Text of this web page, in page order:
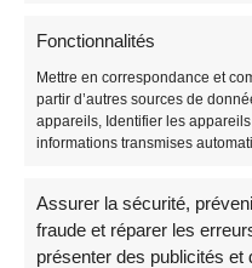
Fonctionnalités
Mettre en correspondance et
partir d’autres sources de
appareils, Identifier les
informations transmises
Assurer la sécurité,
fraude et réparer les
présenter des publicités et
Trouver un